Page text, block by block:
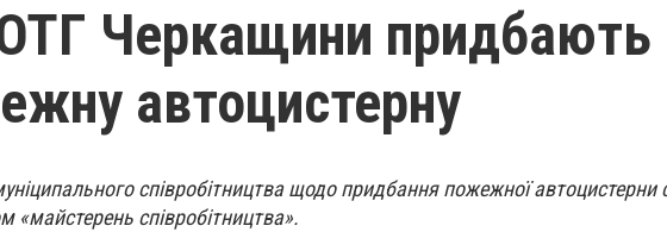
Черкащини придбають
автоцистерну
співробітництва щодо придбання пожежної автоцистерни
«майстерень співробітництва».